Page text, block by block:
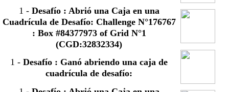
1 - Desafío : Abrió una Caja en una
Cuadrícula de Desafío: Challenge N°176767
: Box #84377973 of Grid N°1
(CGD:32832334)
1 -Desafío : Ganó abriendo una caja de
cuadrícula de desafío: